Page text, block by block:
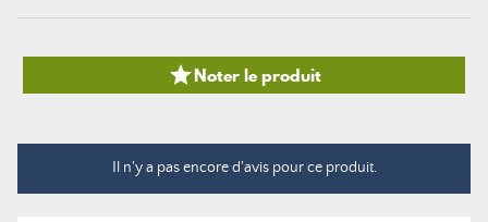
Noter le produit
Il n'y a pas encore d'avis pour ce produit.